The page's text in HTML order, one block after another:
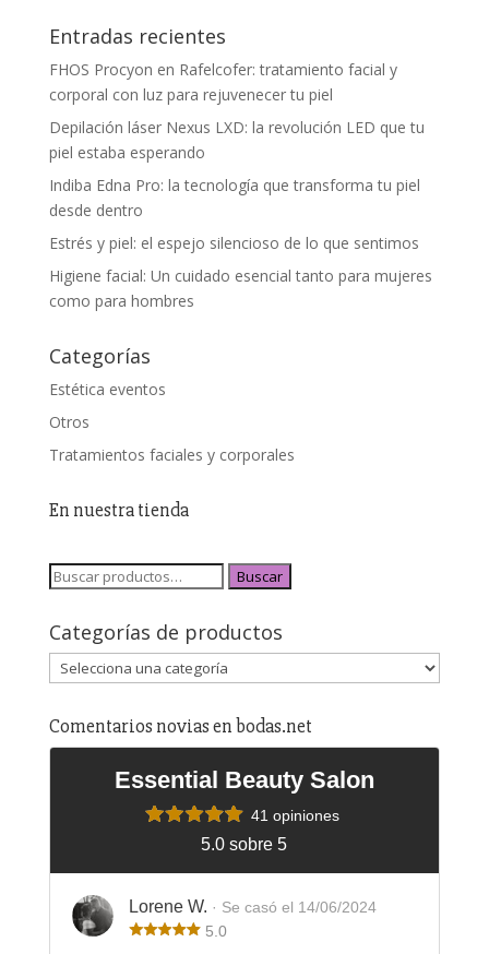
Entradas recientes
FHOS Procyon en Rafelcofer: tratamiento facial y
corporal con luz para rejuvenecer tu piel
Depilación láser Nexus LXD: la revolución LED que tu
piel estaba esperando
Indiba Edna Pro: la tecnología que transforma tu piel
desde dentro
Estrés y piel: el espejo silencioso de lo que sentimos
Higiene facial: Un cuidado esencial tanto para mujeres
como para hombres
Categorías
Estética eventos
Otros
Tratamientos faciales y corporales
En nuestra tienda
Buscar
Categorías de productos
Comentarios novias en bodas.net
Essential Beauty Salon
41 opiniones
5.0 sobre 5
Lorene W. · Se casó el 14/06/2024
5.0